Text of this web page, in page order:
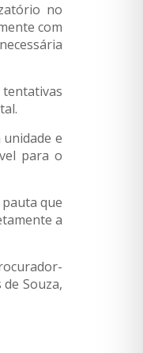
no
com
tentativas
e
para o
que
a
Souza,